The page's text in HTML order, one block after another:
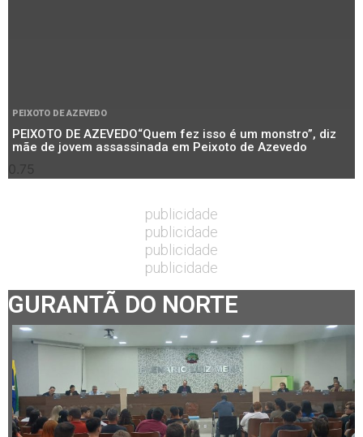
PEIXOTO DE AZEVEDO
PEIXOTO DE AZEVEDO“Quem fez isso é um monstro”, diz
mãe de jovem assassinada em Peixoto de Azevedo
publicidade
publicidade
publicidade
publicidade
GURANTÃ DO NORTE